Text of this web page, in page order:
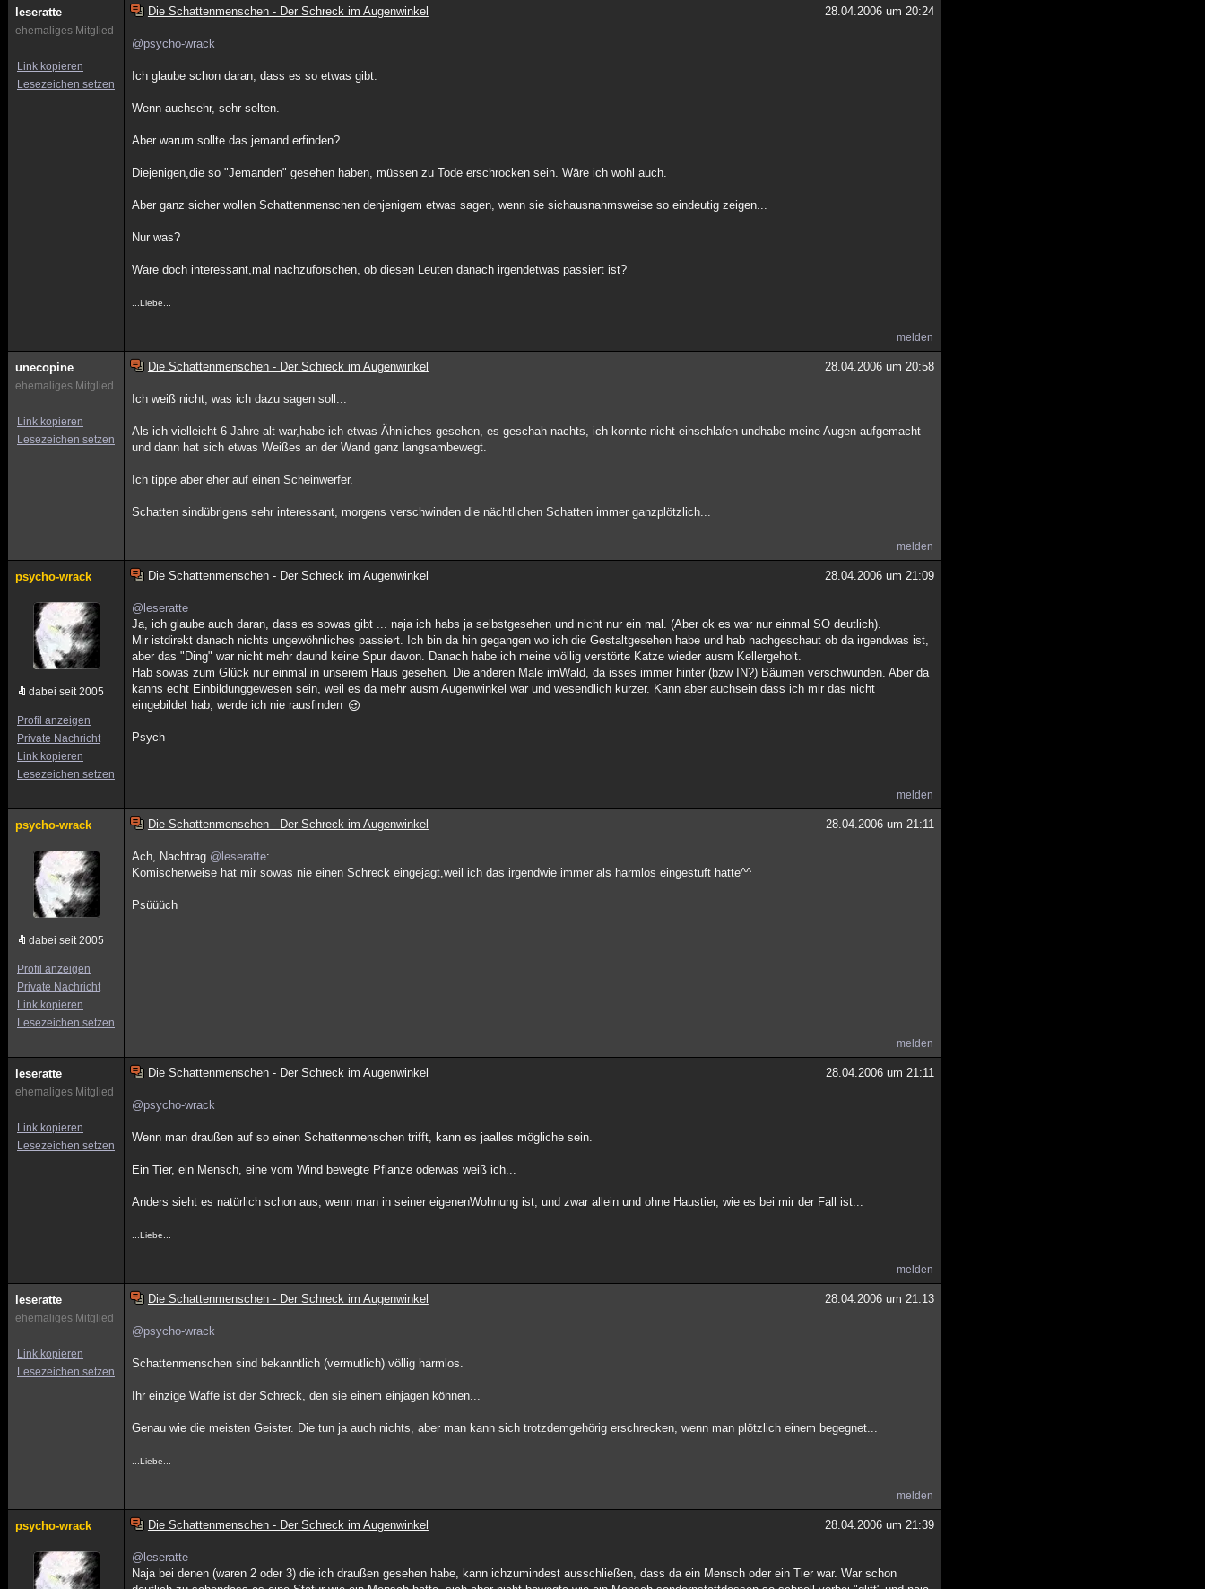
leseratte
ehemaliges Mitglied
Link kopieren
Lesezeichen setzen
Die Schattenmenschen - Der Schreck im Augenwinkel 28.04.2006 um 20:24
@psycho-wrack
Ich glaube schon daran, dass es so etwas gibt.
Wenn auchsehr, sehr selten.
Aber warum sollte das jemand erfinden?
Diejenigen,die so "Jemanden" gesehen haben, müssen zu Tode erschrocken sein. Wäre ich wohl auch.
Aber ganz sicher wollen Schattenmenschen denjenigem etwas sagen, wenn sie sichausnahmsweise so eindeutig zeigen...
Nur was?
Wäre doch interessant,mal nachzuforschen, ob diesen Leuten danach irgendetwas passiert ist?
...Liebe...
melden
unecopine
ehemaliges Mitglied
Link kopieren
Lesezeichen setzen
Die Schattenmenschen - Der Schreck im Augenwinkel 28.04.2006 um 20:58
Ich weiß nicht, was ich dazu sagen soll...
Als ich vielleicht 6 Jahre alt war,habe ich etwas Ähnliches gesehen, es geschah nachts, ich konnte nicht einschlafen undhabe meine Augen aufgemacht
und dann hat sich etwas Weißes an der Wand ganz langsambewegt.
Ich tippe aber eher auf einen Scheinwerfer.
Schatten sindübrigens sehr interessant, morgens verschwinden die nächtlichen Schatten immer ganzplötzlich...
melden
psycho-wrack
dabei seit 2005
Profil anzeigen
Private Nachricht
Link kopieren
Lesezeichen setzen
Die Schattenmenschen - Der Schreck im Augenwinkel 28.04.2006 um 21:09
@leseratte
Ja, ich glaube auch daran, dass es sowas gibt ... naja ich habs ja selbstgesehen und nicht nur ein mal. (Aber ok es war nur einmal SO deutlich).
Mir istdirekt danach nichts ungewöhnliches passiert. Ich bin da hin gegangen wo ich die Gestaltgesehen habe und hab nachgeschaut ob da irgendwas ist,
aber das "Ding" war nicht mehr daund keine Spur davon. Danach habe ich meine völlig verstörte Katze wieder ausm Kellergeholt.
Hab sowas zum Glück nur einmal in unserem Haus gesehen. Die anderen Male imWald, da isses immer hinter (bzw IN?) Bäumen verschwunden. Aber da
kanns echt Einbildunggewesen sein, weil es da mehr ausm Augenwinkel war und wesendlich kürzer. Kann aber auchsein dass ich mir das nicht
eingebildet hab, werde ich nie rausfinden
Psych
melden
psycho-wrack
dabei seit 2005
Profil anzeigen
Private Nachricht
Link kopieren
Lesezeichen setzen
Die Schattenmenschen - Der Schreck im Augenwinkel 28.04.2006 um 21:11
Ach, Nachtrag @leseratte:
Komischerweise hat mir sowas nie einen Schreck eingejagt,weil ich das irgendwie immer als harmlos eingestuft hatte^^
Psüüüch
melden
leseratte
ehemaliges Mitglied
Link kopieren
Lesezeichen setzen
Die Schattenmenschen - Der Schreck im Augenwinkel 28.04.2006 um 21:11
@psycho-wrack
Wenn man draußen auf so einen Schattenmenschen trifft, kann es jaalles mögliche sein.
Ein Tier, ein Mensch, eine vom Wind bewegte Pflanze oderwas weiß ich...
Anders sieht es natürlich schon aus, wenn man in seiner eigenenWohnung ist, und zwar allein und ohne Haustier, wie es bei mir der Fall ist...
...Liebe...
melden
leseratte
ehemaliges Mitglied
Link kopieren
Lesezeichen setzen
Die Schattenmenschen - Der Schreck im Augenwinkel 28.04.2006 um 21:13
@psycho-wrack
Schattenmenschen sind bekanntlich (vermutlich) völlig harmlos.
Ihr einzige Waffe ist der Schreck, den sie einem einjagen können...
Genau wie die meisten Geister. Die tun ja auch nichts, aber man kann sich trotzdemgehörig erschrecken, wenn man plötzlich einem begegnet...
...Liebe...
melden
psycho-wrack Die Schattenmenschen - Der Schreck im Augenwinkel 28.04.2006 um 21:39
@leseratte
Naja bei denen (waren 2 oder 3) die ich draußen gesehen habe, kann ichzumindest ausschließen, dass da ein Mensch oder ein Tier war. War schon